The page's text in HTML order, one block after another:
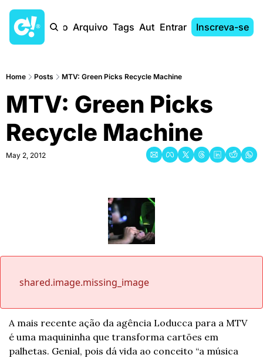
Início Arquivo Tags AutoresEntrar Inscreva-se
Home Posts MTV: Green Picks Recycle Machine
MTV: Green Picks
Recycle Machine
May 2, 2012
shared.image.missing_image
A mais recente ação da agência Loducca para a MTV
é uma maquininha que transforma cartões em
palhetas. Genial, pois dá vida ao conceito “a música